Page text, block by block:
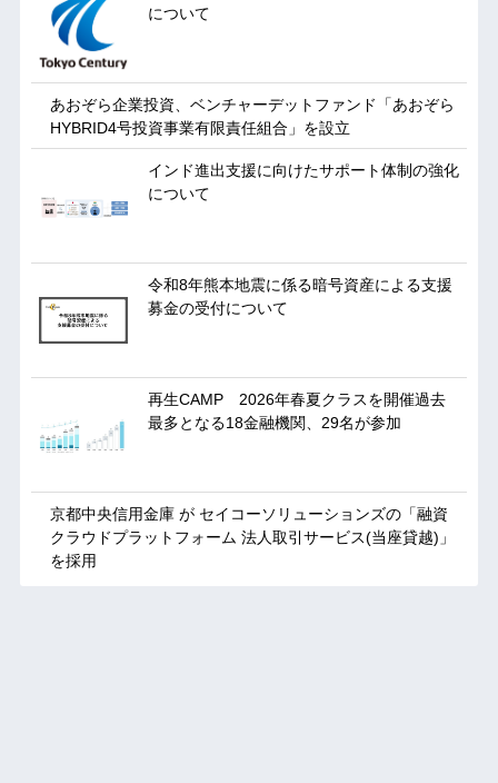
について
あおぞら企業投資、ベンチャーデットファンド「あおぞら
HYBRID4号投資事業有限責任組合」を設立
インド進出支援に向けたサポート体制の強化
について
令和8年熊本地震に係る暗号資産による支援
募金の受付について
再生CAMP 2026年春夏クラスを開催過去
最多となる18金融機関、29名が参加
京都中央信用金庫 が セイコーソリューションズの「融資
クラウドプラットフォーム 法人取引サービス(当座貸越)」
を採用